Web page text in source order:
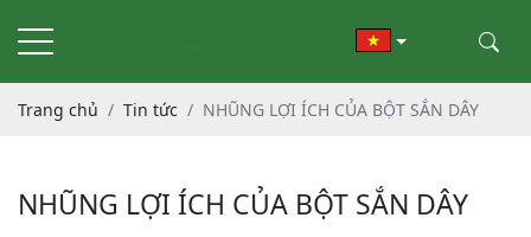
Trang chủ Tin tức NHŨNG LỢI ÍCH CỦA BỘT SẮN DÂY
NHŨNG LỢI ÍCH CỦA BỘT SẮN DÂY